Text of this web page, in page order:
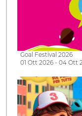
Goal Festival 2026
01 Ott 2026 - 04 Ott